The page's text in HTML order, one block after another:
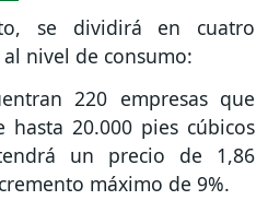
se dividirá en cuatro
nivel de consumo:
220 empresas que
20.000 pies cúbicos
un precio de 1,86
máximo de 9%.